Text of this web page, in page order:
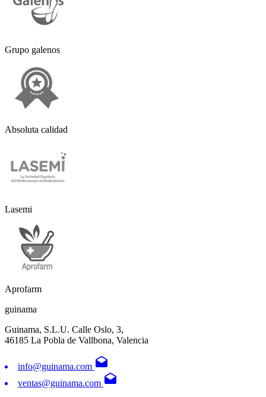
Grupo galenos
Absoluta calidad
Lasemi
Aprofarm
guinama
Guinama, S.L.U. Calle Oslo, 3,
46185 La Pobla de Vallbona, Valencia
info@guinama.com drafts
ventas@guinama.com drafts